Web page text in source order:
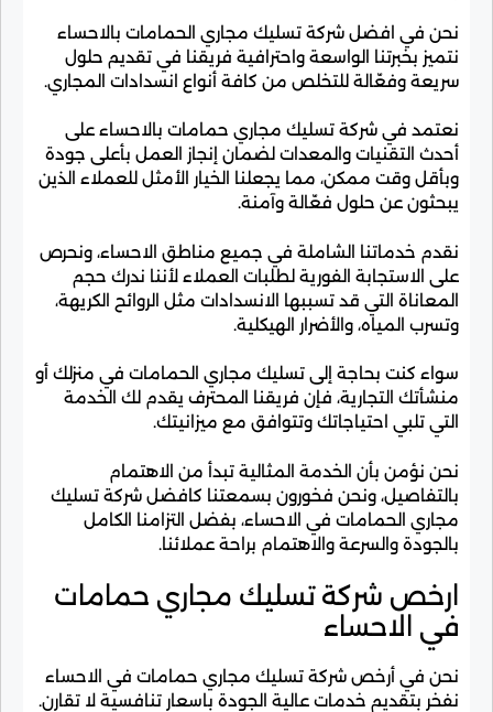
نحن في افضل شركة تسليك مجاري الحمامات بالاحساء
نتميز بخبرتنا الواسعة واحترافية فريقنا في تقديم حلول
سريعة وفعّالة للتخلص من كافة أنواع انسدادات المجاري.
نعتمد في شركة تسليك مجاري حمامات بالاحساء على
أحدث التقنيات والمعدات لضمان إنجاز العمل بأعلى جودة
وبأقل وقت ممكن، مما يجعلنا الخيار الأمثل للعملاء الذين
يبحثون عن حلول فعّالة وآمنة.
نقدم خدماتنا الشاملة في جميع مناطق الاحساء، ونحرص
على الاستجابة الفورية لطلبات العملاء لأننا ندرك حجم
المعاناة التي قد تسببها الانسدادات مثل الروائح الكريهة،
وتسرب المياه، والأضرار الهيكلية.
سواء كنت بحاجة إلى تسليك مجاري الحمامات في منزلك أو
منشأتك التجارية، فإن فريقنا المحترف يقدم لك الخدمة
التي تلبي احتياجاتك وتتوافق مع ميزانيتك.
نحن نؤمن بأن الخدمة المثالية تبدأ من الاهتمام
بالتفاصيل، ونحن فخورون بسمعتنا كافضل شركة تسليك
مجاري الحمامات في الاحساء، بفضل التزامنا الكامل
بالجودة والسرعة والاهتمام براحة عملائنا.
ارخص شركة تسليك مجاري حمامات
في الاحساء
نحن في أرخص شركة تسليك مجاري حمامات في الاحساء
نفخر بتقديم خدمات عالية الجودة باسعار تنافسية لا تقارن.